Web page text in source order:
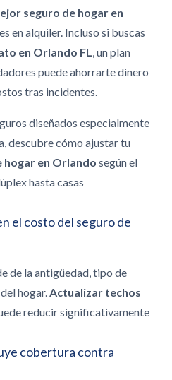
seguro de hogar en
en alquiler. Incluso si buscas
en Orlando FL, un plan
puede ahorrarte dinero
tras incidentes.
diseñados especialmente
descubre cómo ajustar tu
hogar en Orlando según el
hasta casas
el costo del seguro de
de la antigüedad, tipo de
hogar.Actualizar techos
reducir significativamente
cobertura contra